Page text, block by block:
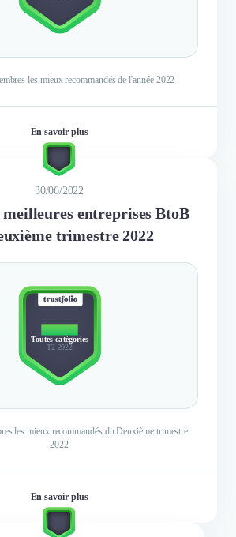
les mieux recommandés de l'année 2022
En savoir plus
30/06/2022
meilleures entreprises BtoB
trimestre 2022
TOP 10
Toutes catégories
T2 2022
les mieux recommandés du Deuxième trimestre
2022
En savoir plus